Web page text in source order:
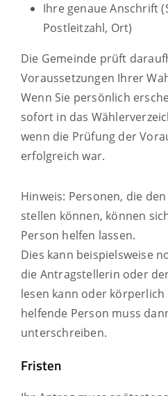
Ihre genaue Anschrift
Postleitzahl, Ort)
Die Gemeinde prüft
Voraussetzungen Ihrer
Wenn Sie persönlich
sofort in das
wenn die Prüfung der
erfolgreich war.
Hinweis: Personen, die
stellen können, können
Person helfen lassen.
Dies kann beispielsweise
die Antragstellerin oder
lesen kann oder
helfende Person muss
unterschreiben.
Fristen